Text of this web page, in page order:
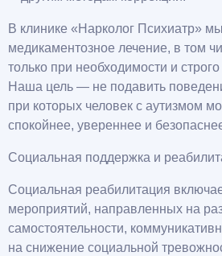
В клинике «Нарколог Психиатр»
медикаментозное лечение, в том
только при необходимости и
Наша цель — не подавить
при которых человек с аутизмом
спокойнее, увереннее и
Социальная поддержка и
Социальная реабилитация
мероприятий, направленных на
самостоятельности,
на снижение социальной